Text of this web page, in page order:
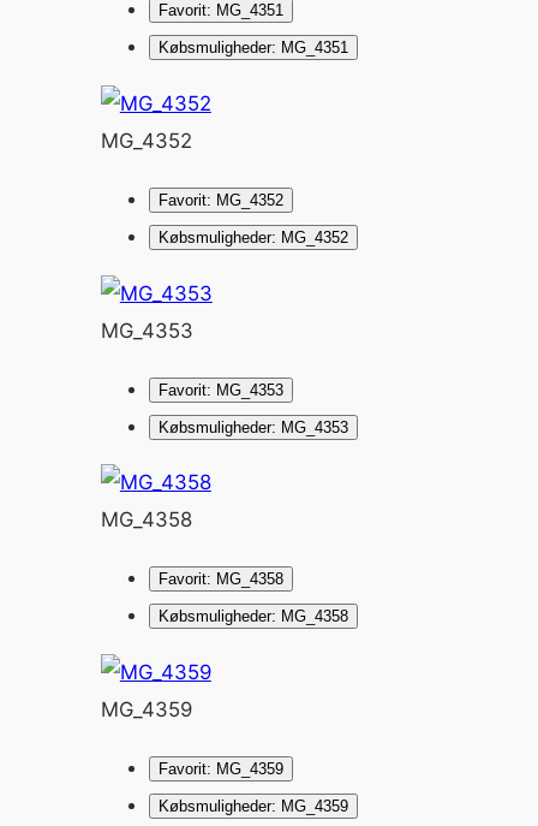
Favorit: MG_4351
Købsmuligheder: MG_4351
MG_4352
Favorit: MG_4352
Købsmuligheder: MG_4352
MG_4353
Favorit: MG_4353
Købsmuligheder: MG_4353
MG_4358
Favorit: MG_4358
Købsmuligheder: MG_4358
MG_4359
Favorit: MG_4359
Købsmuligheder: MG_4359